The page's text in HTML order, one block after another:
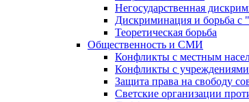
Негосударственная
Дискриминация и борьба с
Теоретическая борьба
Общественность и СМИ
Конфликты с местным
Конфликты с
Защита права на свободу
Светские организации